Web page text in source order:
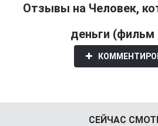
Отзывы на Человек,
деньги (фильм
СЕЙЧАС